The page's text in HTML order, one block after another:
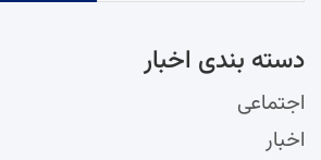
دسته‌ بندی اخبار
اجتماعی
اخبار